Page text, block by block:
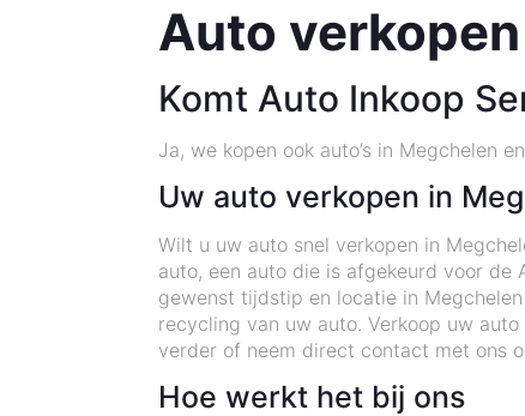
Auto
Komt Auto Inkoop
Ja, we kopen ook auto’s in Megchelen
Uw auto verkopen in
Wilt u uw auto snel verkopen in
auto, een auto die is afgekeurd voor de
gewenst tijdstip en locatie in
recycling van uw auto. Verkoop uw
verder of neem direct contact met ons
Hoe werkt het bij ons